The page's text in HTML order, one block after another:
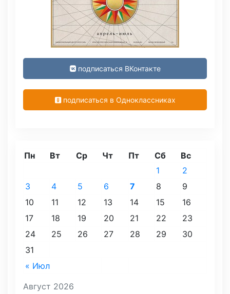
подписаться ВКонтакте
подписаться в Одноклассниках
Август 2026
Пн Вт Ср Чт Пт Сб Вс
« Июл
1
2
3
4 5 6 7 8
9
10
11 12 13 14 15
16
17
18 19 20 21 22
23
24
25 26 27 28 29
30
31